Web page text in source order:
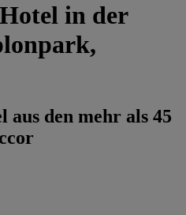
in der
aus den mehr als 45